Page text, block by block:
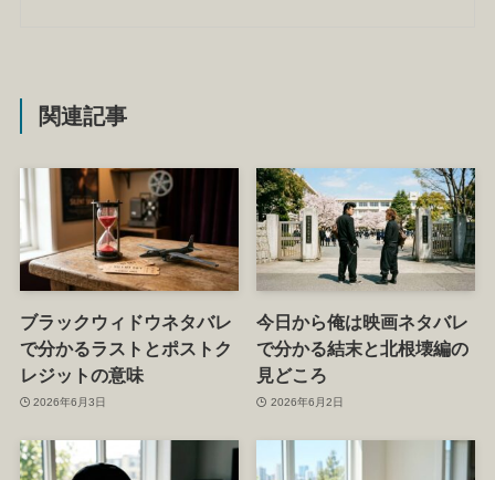
関連記事
ブラックウィドウネタバレ
で分かるラストとポストク
レジットの意味
2026年6月3日
今日から俺は映画ネタバレ
で分かる結末と北根壊編の
見どころ
2026年6月2日